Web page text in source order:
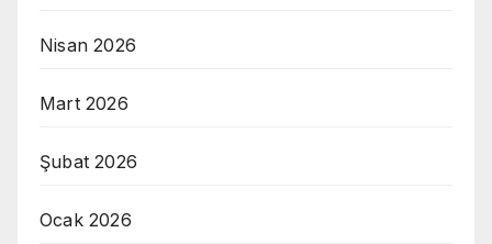
Nisan 2026
Mart 2026
Şubat 2026
Ocak 2026